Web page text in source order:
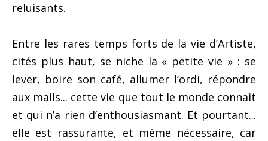
reluisants.
Entre les rares temps forts de la vie d’Artiste,
cités plus haut, se niche la « petite vie » : se
lever, boire son café, allumer l’ordi, répondre
aux mails... cette vie que tout le monde connait
et qui n’a rien d’enthousiasmant. Et pourtant...
elle est rassurante, et même nécessaire, car